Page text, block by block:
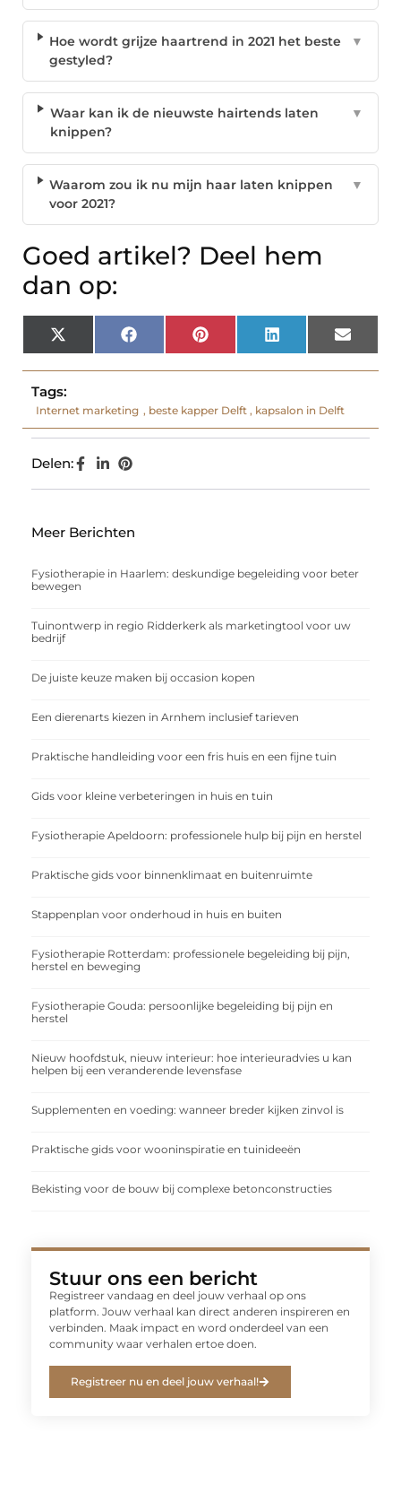
Hoe wordt grijze haartrend in 2021 het beste
gestyled?
▼
Waar kan ik de nieuwste hairtends laten
knippen?
▼
Waarom zou ik nu mijn haar laten knippen
voor 2021?
▼
Goed artikel? Deel hem
dan op:
X
(Twitter)
Facebook Pinterest LinkedIn Email
Tags:
Internet marketing , beste kapper Delft , kapsalon in Delft
Delen:
Meer Berichten
Fysiotherapie in Haarlem: deskundige begeleiding voor beter
bewegen
Tuinontwerp in regio Ridderkerk als marketingtool voor uw
bedrijf
De juiste keuze maken bij occasion kopen
Een dierenarts kiezen in Arnhem inclusief tarieven
Praktische handleiding voor een fris huis en een fijne tuin
Gids voor kleine verbeteringen in huis en tuin
Fysiotherapie Apeldoorn: professionele hulp bij pijn en herstel
Praktische gids voor binnenklimaat en buitenruimte
Stappenplan voor onderhoud in huis en buiten
Fysiotherapie Rotterdam: professionele begeleiding bij pijn,
herstel en beweging
Fysiotherapie Gouda: persoonlijke begeleiding bij pijn en
herstel
Nieuw hoofdstuk, nieuw interieur: hoe interieuradvies u kan
helpen bij een veranderende levensfase
Supplementen en voeding: wanneer breder kijken zinvol is
Praktische gids voor wooninspiratie en tuinideeën
Bekisting voor de bouw bij complexe betonconstructies
Stuur ons een bericht
Registreer vandaag en deel jouw verhaal op ons
platform. Jouw verhaal kan direct anderen inspireren en
verbinden. Maak impact en word onderdeel van een
community waar verhalen ertoe doen.
Registreer nu en deel jouw verhaal!